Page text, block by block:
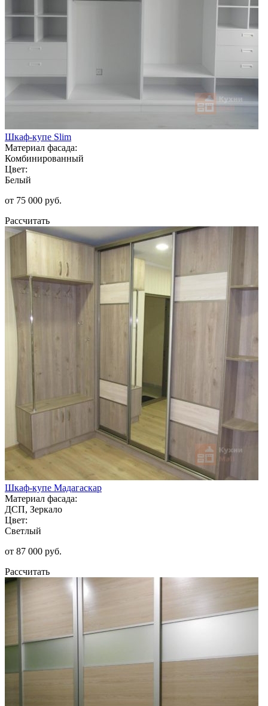
Шкаф-купе Slim
Материал фасада:
Комбинированный
Цвет:
Белый
от 75 000 руб.
Рассчитать
Шкаф-купе Мадагаскар
Материал фасада:
ДСП, Зеркало
Цвет:
Светлый
от 87 000 руб.
Рассчитать